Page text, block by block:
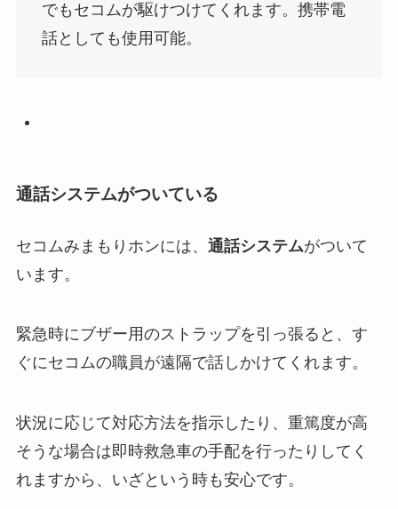
でもセコムが駆けつけてくれます。携帯電
話としても使用可能。
通話システムがついている
セコムみまもりホンには、 通話システムがついて
います。
緊急時にブザー用のストラップを引っ張ると、す
ぐにセコムの職員が遠隔で話しかけてくれます。
状況に応じて対応方法を指示したり、重篤度が高
そうな場合は即時救急車の手配を行ったりしてく
れますから、いざという時も安心です。